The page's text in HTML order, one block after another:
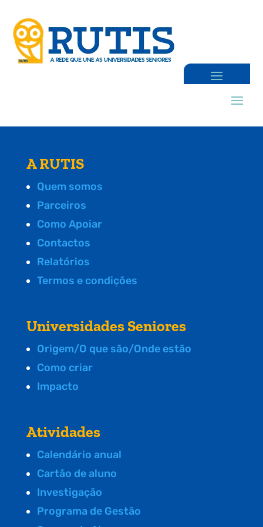
A RUTIS
Quem somos
Parceiros
Como Apoiar
Contactos
Relatórios
Termos e condições
Universidades Seniores
Origem/O que são/Onde estão
Como criar
Impacto
Atividades
Calendário anual
Cartão de aluno
Investigação
Programa de Gestão